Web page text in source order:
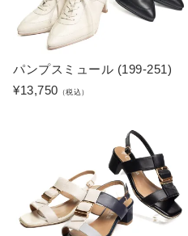
パンプスミュール (199-251)
¥13,750 （税込）